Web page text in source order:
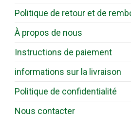
Politique de retour et de
À propos de nous
Instructions de paiement
informations sur la livraison
Politique de confidentialité
Nous contacter